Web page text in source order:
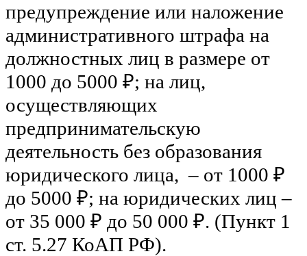
предупреждение или наложение
административного штрафа на
должностных лиц в размере от
1000 до 5000 ₽; на лиц,
осуществляющих
предпринимательскую
деятельность без образования
юридического лица, – от 1000 ₽
до 5000 ₽; на юридических лиц –
от 35 000 ₽ до 50 000 ₽. (Пункт 1
ст. 5.27 КоАП РФ).